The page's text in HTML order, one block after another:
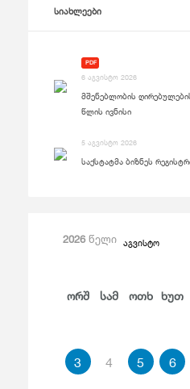
სიახლეები
PDF
6 აგვისტო 2026
მშენებლობის
წლის ივნისი
5 აგვისტო 2026
საქსტატმა ბიზნეს
2026წელი აგვისტო
Ორშ Სამ Ოთხ Ხუთ
3 4 5 6